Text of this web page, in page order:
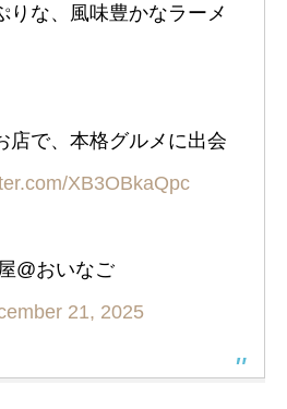
りな、風味豊かなラーメ
店で、本格グルメに出会
XB3OBkaQpc
@おいなご
21, 2025